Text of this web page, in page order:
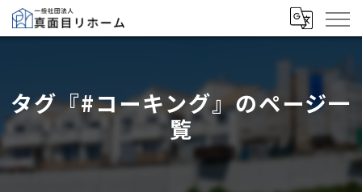
タグ『#コーキング』のページ一
覧